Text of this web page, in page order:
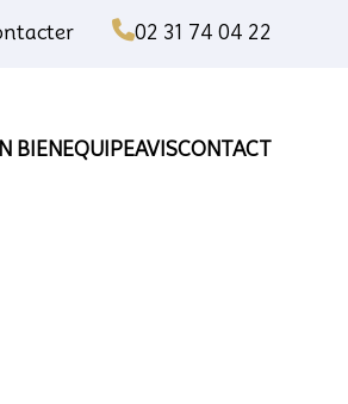
02 31 74 04 22
BIEN EQUIPEAVISCONTACT